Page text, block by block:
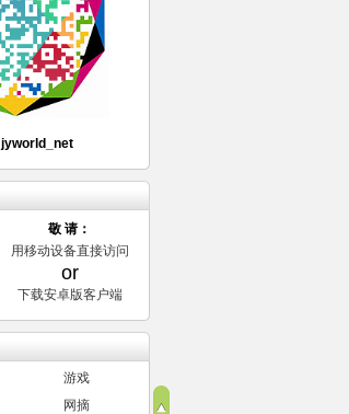
jyworld_net
敬 请：
用移动设备直接访问
or
下载安卓版客户端
游戏
网摘